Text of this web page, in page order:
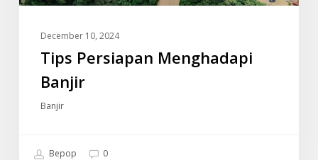
December 10, 2024
Tips Persiapan Menghadapi
Banjir
Banjir
Bepop 0